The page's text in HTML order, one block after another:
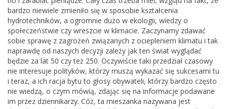
bardzo niewiele zmieniło się w sposobie kształcenia
hydrotechników, a ogromnie dużo w ekologii, wiedzy o
społeczeństwie czy wreszcie w klimacie. Zaczynamy zdawać
sobie sprawę z zagrożeń związanych z ociepleniem klimatu i tak
naprawdę od naszych decyzji zależy jak ten świat wyglądać
będzie za lat 50 czy też 250. Oczywiście taki przedział czasowy
nie interesuje polityków, którzy muszą wykazać się sukcesami tu
i teraz, a ich racja bytu to głosy obywateli, którzy bardzo często
nie wiedzą, o czym mówią, zdając się na informacje podawane
im przez dziennikarzy. Cóż, ta mieszanka nazywana jest